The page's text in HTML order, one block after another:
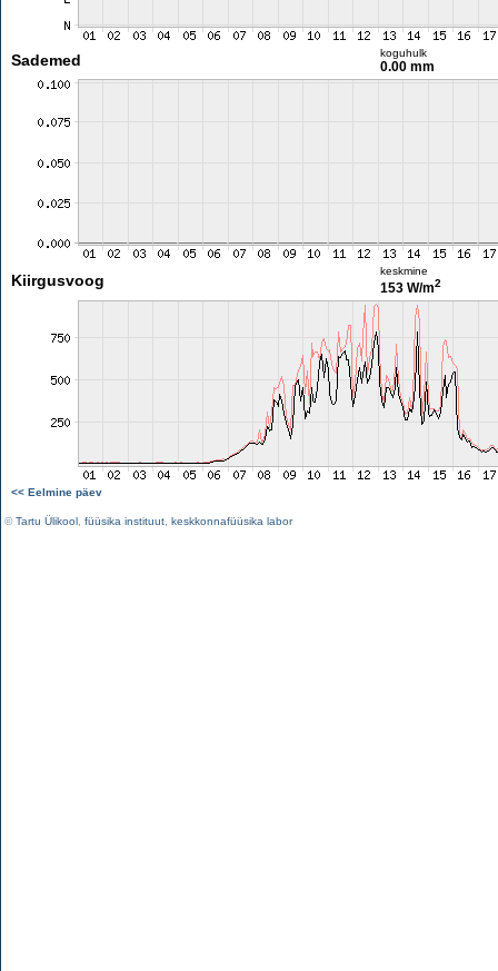
Sademed koguhulk
0.00 mm
Kiirgusvoog
keskmine
153 W/m2
<< Eelmine päev
©Tartu Ülikool füüsika instituut keskkonnafüüsika labor